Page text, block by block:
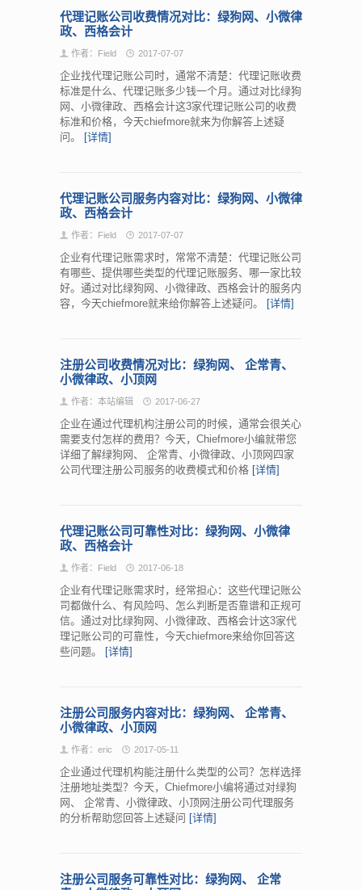
代理记账公司收费情况对比：绿狗网、小微律
政、西格会计
作者：Field 2017-07-07
企业找代理记账公司时，通常不清楚：代理记账收费
标准是什么、代理记账多少钱一个月。通过对比绿狗
网、小微律政、西格会计这3家代理记账公司的收费
标准和价格，今天chiefmore就来为你解答上述疑
问。
[详情]
代理记账公司服务内容对比：绿狗网、小微律
政、西格会计
作者：Field 2017-07-07
企业有代理记账需求时，常常不清楚：代理记账公司
有哪些、提供哪些类型的代理记账服务、哪一家比较
好。通过对比绿狗网、小微律政、西格会计的服务内
容，今天chiefmore就来给你解答上述疑问。
[详情]
注册公司收费情况对比：绿狗网、 企常青、
小微律政、小顶网
作者：本站编辑 2017-06-27
企业在通过代理机构注册公司的时候，通常会很关心
需要支付怎样的费用？今天，Chiefmore小编就带您
详细了解绿狗网、 企常青、小微律政、小顶网四家
公司代理注册公司服务的收费模式和价格 [详情]
代理记账公司可靠性对比：绿狗网、小微律
政、西格会计
作者：Field 2017-06-18
企业有代理记账需求时，经常担心：这些代理记账公
司都做什么、有风险吗、怎么判断是否靠谱和正规可
信。通过对比绿狗网、小微律政、西格会计这3家代
理记账公司的可靠性，今天chiefmore来给你回答这
些问题。
[详情]
注册公司服务内容对比：绿狗网、 企常青、
小微律政、小顶网
作者：eric 2017-05-11
企业通过代理机构能注册什么类型的公司？怎样选择
注册地址类型？今天，Chiefmore小编将通过对绿狗
网、 企常青、小微律政、小顶网注册公司代理服务
的分析帮助您回答上述疑问 [详情]
注册公司服务可靠性对比：绿狗网、 企常